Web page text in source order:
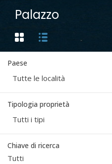
Palazzo
Paese
Tutte le località
Tipologia proprietà
Tutti i tipi
Chiave di ricerca